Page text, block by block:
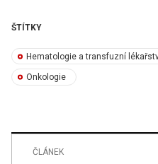
ŠTÍTKY
Hematologie a transfuzní
Onkologie
ČLÁNEK